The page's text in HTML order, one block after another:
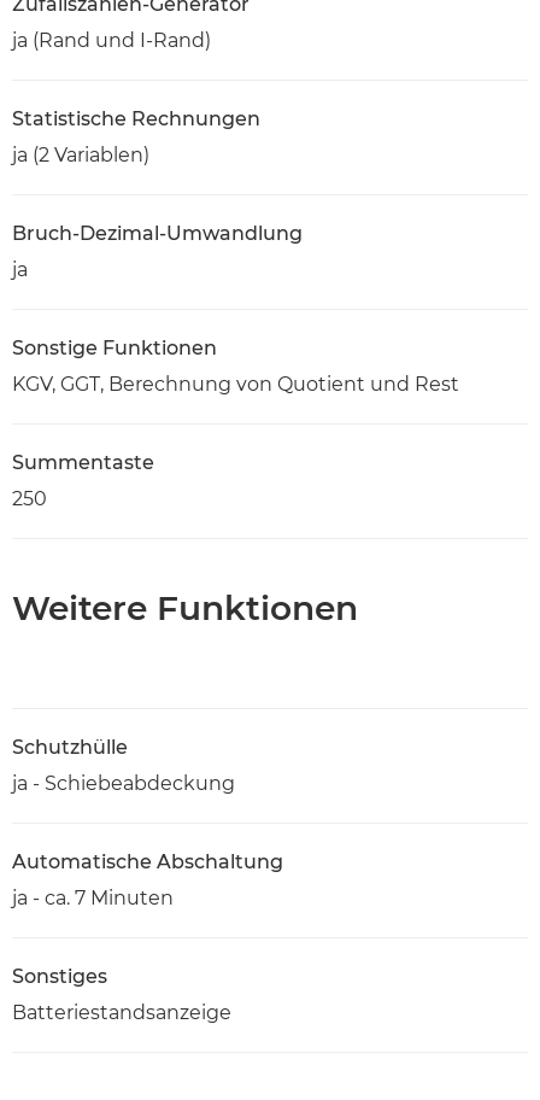
ja (Rand und I-Rand)
Statistische Rechnungen
ja (2 Variablen)
Bruch-Dezimal-Umwandlung
ja
Sonstige Funktionen
KGV, GGT, Berechnung von Quotient und Rest
Summentaste
250
Weitere Funktionen
Schutzhülle
ja - Schiebeabdeckung
Automatische Abschaltung
ja - ca. 7 Minuten
Sonstiges
Batteriestandsanzeige